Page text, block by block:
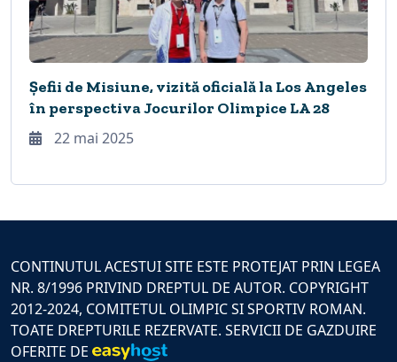
Șefii de Misiune, vizită oficială la Los Angeles
în perspectiva Jocurilor Olimpice LA 28
22 mai 2025
CONTINUTUL ACESTUI SITE ESTE PROTEJAT PRIN LEGEA
NR. 8/1996 PRIVIND DREPTUL DE AUTOR. COPYRIGHT
2012-2024, COMITETUL OLIMPIC SI SPORTIV ROMAN.
TOATE DREPTURILE REZERVATE. SERVICII DE GAZDUIRE
OFERITE DE